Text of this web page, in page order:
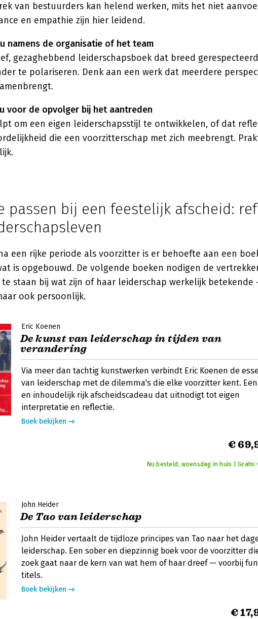
van bestuurders kan helend werken, mits het niet
en empathie zijn hier leidend.
namens de organisatie of het team
gezaghebbend leiderschapsboek dat breed
te polariseren. Denk aan een werk dat meerdere
voor de opvolger bij het aantreden
om een eigen leiderschapsstijl te ontwikkelen, of dat
die een voorzitterschap met zich meebrengt.
passen bij een feestelijk afscheid:
een rijke periode als voorzitter is er behoefte aan een
is opgebouwd. De volgende boeken nodigen de
staan bij wat zijn of haar leiderschap werkelijk
ook persoonlijk.
Eric Koenen
De kunst van leiderschap in tijden van
verandering
Via meer dan tachtig kunstwerken verbindt Eric Koenen de
van leiderschap met de dilemma's die elke voorzitter kent.
en inhoudelijk rijk afscheidscadeau dat uitnodigt tot eigen
interpretatie en reflectie.
Boek bekijken
€
Nu besteld, woensdag in huis | Gratis
John Heider
De Tao van leiderschap
John Heider vertaalt de tijdloze principes van Tao naar het
leiderschap. Een sober en diepzinnig boek voor de voorzitter
zoek gaat naar de kern van wat hem of haar dreef — voorbij
titels.
Boek bekijken
€